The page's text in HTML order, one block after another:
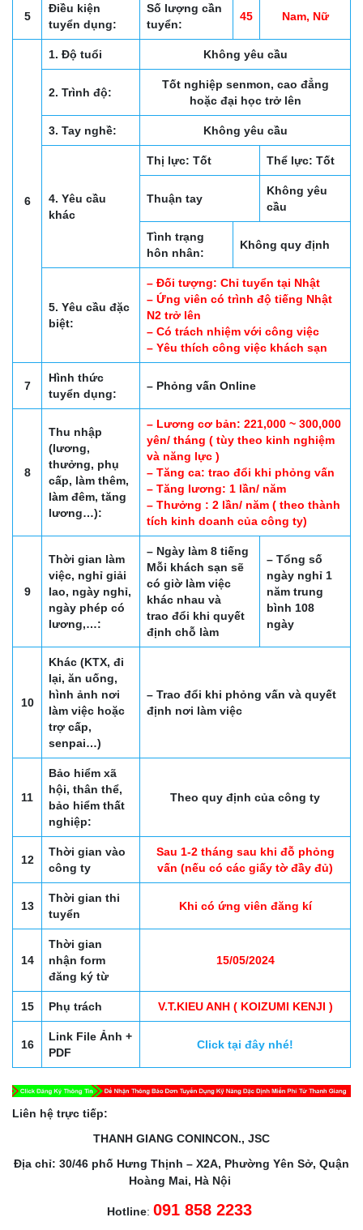
5
Điều kiện
tuyển dụng:
Số lượng cần
tuyển:
45 Nam, Nữ
6
1. Độ tuổi Không yêu cầu
2. Trình độ:
Tốt nghiệp senmon, cao đẳng
hoặc đại học trở lên
3. Tay nghề: Không yêu cầu
4. Yêu cầu
khác
Thị lực: Tốt Thể lực: Tốt
Thuận tay
Không yêu
cầu
Tình trạng
hôn nhân:
Không quy định
5. Yêu cầu đặc
biệt:
– Đối tượng: Chỉ tuyển tại Nhật
– Ứng viên có trình độ tiếng Nhật
N2 trở lên
– Có trách nhiệm với công việc
– Yêu thích công việc khách sạn
7
Hình thức
tuyển dụng:
– Phỏng vấn Online
8
Thu nhập
(lương,
thưởng, phụ
cấp, làm thêm,
làm đêm, tăng
lương…):
– Lương cơ bản: 221,000 ~ 300,000
yên/ tháng ( tùy theo kinh nghiệm
và năng lực )
– Tăng ca: trao đổi khi phỏng vấn
– Tăng lương: 1 lần/ năm
– Thưởng : 2 lần/ năm ( theo thành
tích kinh doanh của công ty)
9
Thời gian làm
việc, nghỉ giải
lao, ngày nghỉ,
ngày phép có
lương,…:
– Ngày làm 8 tiếng
Mỗi khách sạn sẽ
có giờ làm việc
khác nhau và
trao đổi khi quyết
định chỗ làm
– Tổng số
ngày nghỉ 1
năm trung
bình 108
ngày
10
Khác (KTX, đi
lại, ăn uống,
hình ảnh nơi
làm việc hoặc
trợ cấp,
senpai…)
– Trao đổi khi phỏng vấn và quyết
định nơi làm việc
11
Bảo hiểm xã
hội, thân thể,
bảo hiểm thất
nghiệp:
Theo quy định của công ty
12
Thời gian vào
công ty
Sau 1-2 tháng sau khi đỗ phỏng
vấn (nếu có các giấy tờ đầy đủ)
13
Thời gian thi
tuyển
Khi có ứng viên đăng kí
14
Thời gian
nhận form
đăng ký từ
15/05/2024
15 Phụ trách V.T.KIEU ANH ( KOIZUMI KENJI )
16
Link File Ảnh +
PDF
Click tại đây nhé!
Liên hệ trực tiếp:
THANH GIANG CONINCON., JSC
Địa chỉ: 30/46 phố Hưng Thịnh – X2A, Phường Yên Sở, Quận
Hoàng Mai, Hà Nội
Hotline: 091 858 2233